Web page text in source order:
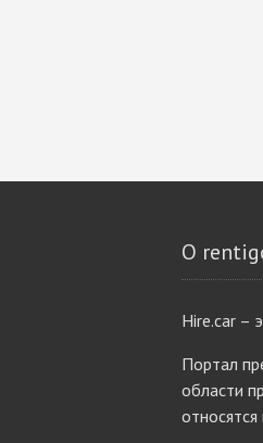
О
Hire.car –
Портал
области